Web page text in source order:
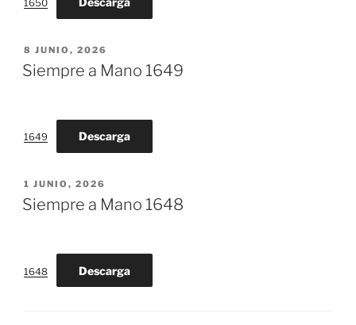
1650
PUBLICADO
EL
8 JUNIO, 2026
Siempre a Mano 1649
1649 Descarga
PUBLICADO
EL
1 JUNIO, 2026
Siempre a Mano 1648
1648 Descarga